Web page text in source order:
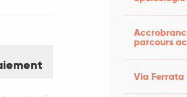
parcours
Via Ferrata